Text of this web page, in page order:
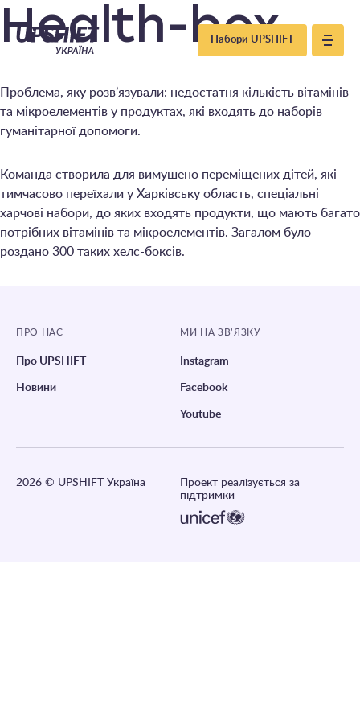
Upshift
–
Україна
Набори UPSHIFT
Health-box
Проблема, яку розв’язували: недостатня кількість вітамінів
та мікроелементів у продуктах, які входять до наборів
гуманітарної допомоги.
Команда створила для вимушено переміщених дітей, які
тимчасово переїхали у Харківську область, спеціальні
харчові набори, до яких входять продукти, що мають багато
потрібних вітамінів та мікроелементів. Загалом було
роздано 300 таких хелс-боксів.
ПРО НАС
Про UPSHIFT
Новини
МИ НА ЗВ’ЯЗКУ
Instagram
Facebook
Youtube
2026 © UPSHIFT Україна
Проект реалізується за
підтримки